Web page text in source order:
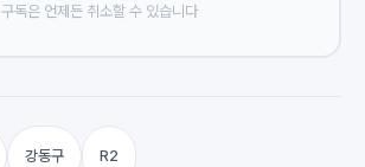
구독은 언제든 취소할 수 있습니다
강동구 R2